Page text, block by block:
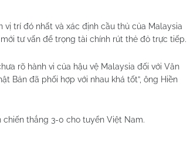
trí đó nhất và xác định cầu thủ của Malaysia
tư vấn để trọng tài chính rút thẻ đỏ trực tiếp.
rõ hành vi của hậu vệ Malaysia đối với Văn
Bản đã phối hợp với nhau khá tốt”, ông Hiền
thắng 3-0 cho tuyển Việt Nam.